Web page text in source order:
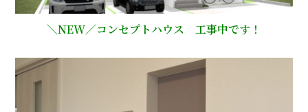
＼NEW／コンセプトハウス 工事中です！